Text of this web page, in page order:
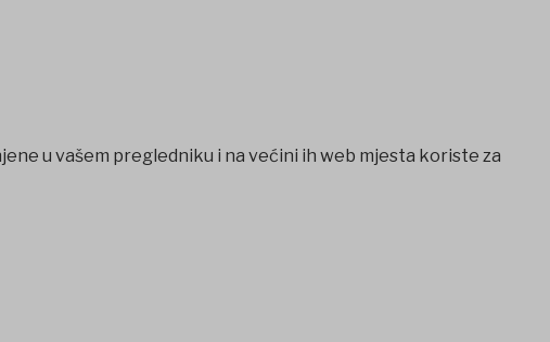
u vašem pregledniku i na većini ih web mjesta koriste za